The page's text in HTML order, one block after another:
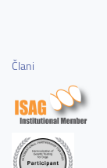
Člani